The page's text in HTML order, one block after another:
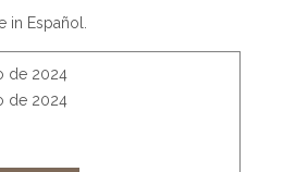
Español.
de 2024
de 2024